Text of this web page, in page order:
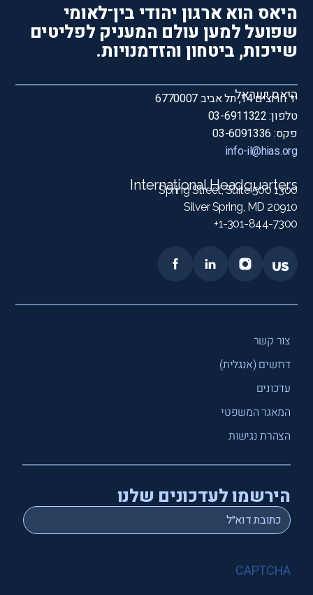
היאס הוא ארגון יהודי בין־לאומי
שפועל למען עולם המעניק לפליטים
שייכות, ביטחון והזדמנויות.
היאס ישראל
יד חרוצים 14, תל אביב 6770007
טלפון: 03-6911322
פקס: 03-6091336
info-il@hias.org
International Headquarters
1300 Spring Street, Suite 500
Silver Spring, MD 20910
1-301-844-7300+
צור קשר
דרושים (אנגלית)
עדכונים
המאגר המשפטי
הצהרת נגישות
הירשמו לעדכונים שלנו
Email
*
CAPTCHA